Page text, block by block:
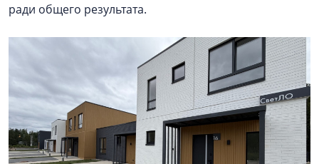
ради общего результата.